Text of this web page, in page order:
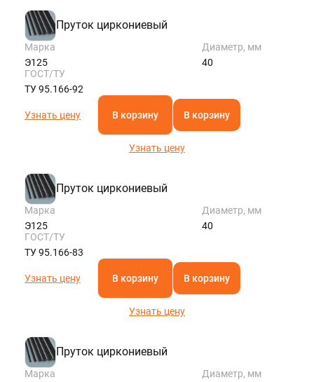
Пруток циркониевый
Марка
Э125
Диаметр, мм
40
ГОСТ/ТУ
ТУ 95.166-92
Узнать цену В корзину В корзину
Узнать цену
Пруток циркониевый
Марка
Э125
Диаметр, мм
40
ГОСТ/ТУ
ТУ 95.166-83
Узнать цену В корзину В корзину
Узнать цену
Пруток циркониевый
Марка
Диаметр, мм